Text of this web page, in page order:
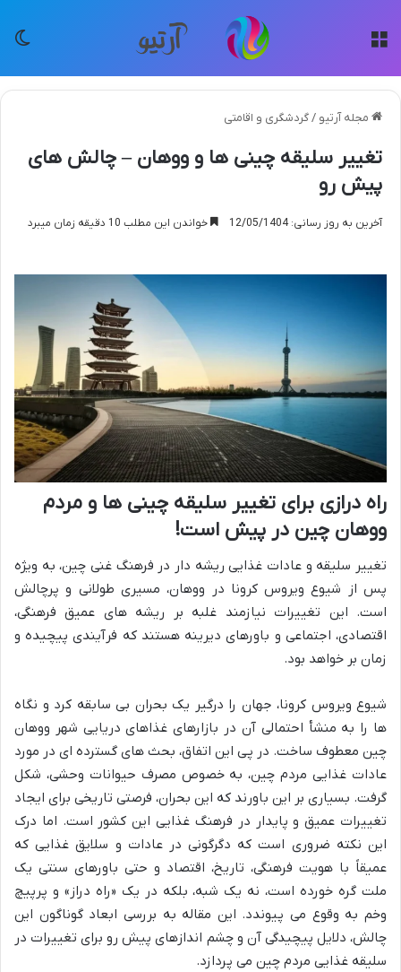
مجله آرتیو /گردشگری و اقامتی
تغییر سلیقه چینی ها و ووهان – چالش های
پیش رو
آخرین به روز رسانی: 12/05/1404 خواندن این مطلب 10 دقیقه زمان میبرد
راه درازی برای تغییر سلیقه چینی ها و مردم
ووهان چین در پیش است!
تغییر سلیقه و عادات غذایی ریشه دار در فرهنگ غنی چین، به ویژه
پس از شیوع ویروس کرونا در ووهان، مسیری طولانی و پرچالش
است. این تغییرات نیازمند غلبه بر ریشه های عمیق فرهنگی،
اقتصادی، اجتماعی و باورهای دیرینه هستند که فرآیندی پیچیده و
زمان بر خواهد بود.
شیوع ویروس کرونا، جهان را درگیر یک بحران بی سابقه کرد و نگاه
ها را به منشأ احتمالی آن در بازارهای غذاهای دریایی شهر ووهان
چین معطوف ساخت. در پی این اتفاق، بحث های گسترده ای در مورد
عادات غذایی مردم چین، به خصوص مصرف حیوانات وحشی، شکل
گرفت. بسیاری بر این باورند که این بحران، فرصتی تاریخی برای ایجاد
تغییرات عمیق و پایدار در فرهنگ غذایی این کشور است. اما درک
این نکته ضروری است که دگرگونی در عادات و سلایق غذایی که
عمیقاً با هویت فرهنگی، تاریخ، اقتصاد و حتی باورهای سنتی یک
ملت گره خورده است، نه یک شبه، بلکه در یک «راه دراز» و پرپیچ
وخم به وقوع می پیوندد. این مقاله به بررسی ابعاد گوناگون این
چالش، دلایل پیچیدگی آن و چشم اندازهای پیش رو برای تغییرات در
سلیقه غذایی مردم چین می پردازد.